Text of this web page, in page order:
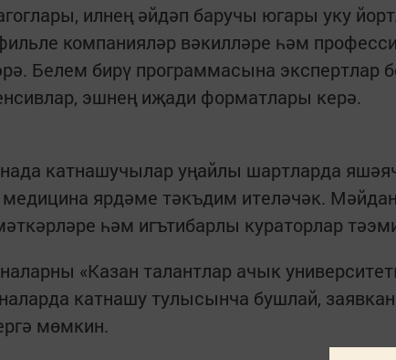
илнең әйдәп баручы югары уку
компанияләр вәкилләре һәм
Белем бирү программасына экспертлар
эшнең иҗади форматлары керә.
катнашучылар уңайлы шартларда
ярдәме тәкъдим ителәчәк.
һәм игътибарлы кураторлар
«Казан талантлар ачык
катнашу тулысынча бушлай,
мөмкин.